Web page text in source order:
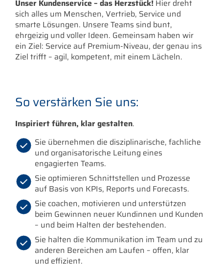
Unser Kundenservice – das Herzstück! Hier dreht
sich alles um Menschen, Vertrieb, Service und
smarte Lösungen. Unsere Teams sind bunt,
ehrgeizig und voller Ideen. Gemeinsam haben wir
ein Ziel: Service auf Premium-Niveau, der genau ins
Ziel trifft – agil, kompetent, mit einem Lächeln.
So verstärken Sie uns:
Inspiriert führen, klar gestalten.
Sie übernehmen die disziplinarische, fachliche
und organisatorische Leitung eines
engagierten Teams.
Sie optimieren Schnittstellen und Prozesse
auf Basis von KPIs, Reports und Forecasts.
Sie coachen, motivieren und unterstützen
beim Gewinnen neuer Kundinnen und Kunden
– und beim Halten der bestehenden.
Sie halten die Kommunikation im Team und zu
anderen Bereichen am Laufen – offen, klar
und effizient.